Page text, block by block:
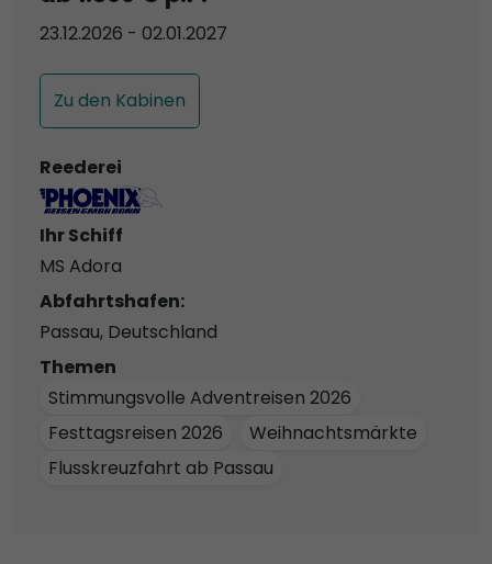
23.12.2026 - 02.01.2027
Zu den Kabinen
Reederei
Ihr Schiff
MS Adora
Abfahrtshafen:
Passau, Deutschland
Themen
Stimmungsvolle Adventreisen 2026
Festtagsreisen 2026
Weihnachtsmärkte
Flusskreuzfahrt ab Passau